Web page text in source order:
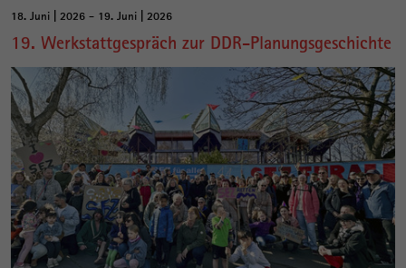
18. Juni | 2026 - 19. Juni | 2026
19. Werkstattgespräch zur DDR-Planungsgeschichte